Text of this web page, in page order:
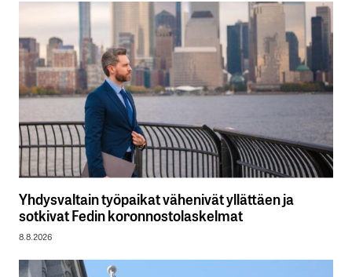
Yhdysvaltain työpaikat vähenivät yllättäen ja
sotkivat Fedin koronnostolaskelmat
8.8.2026